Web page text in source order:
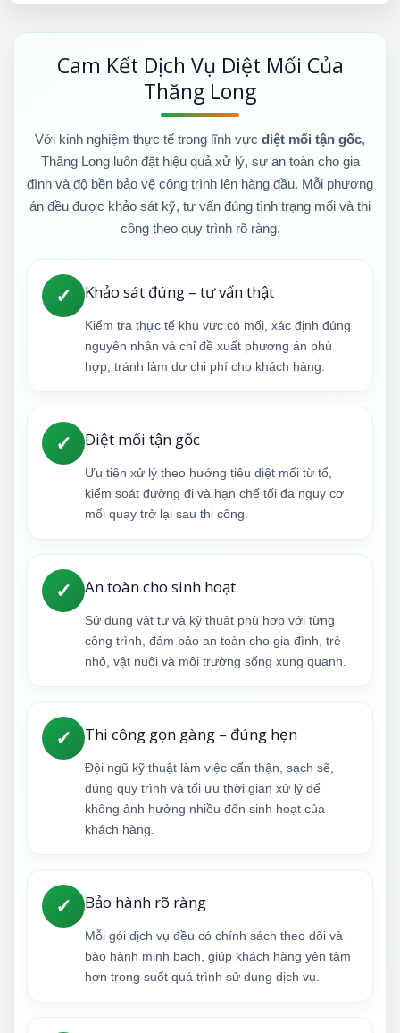
Cam Kết Dịch Vụ Diệt Mối Của
Thăng Long
Với kinh nghiệm thực tế trong lĩnh vực diệt mối tận gốc,
Thăng Long luôn đặt hiệu quả xử lý, sự an toàn cho gia
đình và độ bền bảo vệ công trình lên hàng đầu. Mỗi phương
án đều được khảo sát kỹ, tư vấn đúng tình trạng mối và thi
công theo quy trình rõ ràng.
✓ Khảo sát đúng – tư vấn thật
Kiểm tra thực tế khu vực có mối, xác định đúng
nguyên nhân và chỉ đề xuất phương án phù
hợp, tránh làm dư chi phí cho khách hàng.
✓ Diệt mối tận gốc
Ưu tiên xử lý theo hướng tiêu diệt mối từ tổ,
kiểm soát đường đi và hạn chế tối đa nguy cơ
mối quay trở lại sau thi công.
✓ An toàn cho sinh hoạt
Sử dụng vật tư và kỹ thuật phù hợp với từng
công trình, đảm bảo an toàn cho gia đình, trẻ
nhỏ, vật nuôi và môi trường sống xung quanh.
✓ Thi công gọn gàng – đúng hẹn
Đội ngũ kỹ thuật làm việc cẩn thận, sạch sẽ,
đúng quy trình và tối ưu thời gian xử lý để
không ảnh hưởng nhiều đến sinh hoạt của
khách hàng.
✓ Bảo hành rõ ràng
Mỗi gói dịch vụ đều có chính sách theo dõi và
bảo hành minh bạch, giúp khách hàng yên tâm
hơn trong suốt quá trình sử dụng dịch vụ.